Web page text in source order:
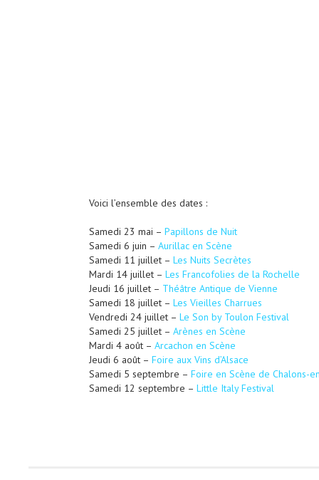
Voici l’ensemble des dates :
Samedi 23 mai – Papillons de Nuit
Samedi 6 juin – Aurillac en Scène
Samedi 11 juillet – Les Nuits Secrètes
Mardi 14 juillet – Les Francofolies de la Rochelle
Jeudi 16 juillet – Théâtre Antique de Vienne
Samedi 18 juillet – Les Vieilles Charrues
Vendredi 24 juillet – Le Son by Toulon Festival
Samedi 25 juillet – Arènes en Scène
Mardi 4 août – Arcachon en Scène
Jeudi 6 août – Foire aux Vins d’Alsace
Samedi 5 septembre – Foire en Scène de Chalons-
Samedi 12 septembre – Little Italy Festival